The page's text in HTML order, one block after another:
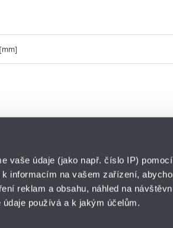
vaše údaje (jako např. číslo IP)
informacím na vašem zařízení,
reklam a obsahu, náhled na
používá a k jakým účelům.
Divize
HENNLICH
Českolipská 9